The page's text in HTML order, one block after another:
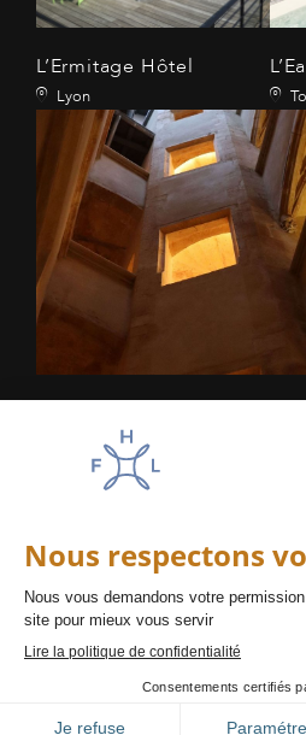
L’Ermitage Hôtel
Lyon
Amadeus : AC LYSJ24
FAQ PRESSE NOS
MENTIONS LÉGALES